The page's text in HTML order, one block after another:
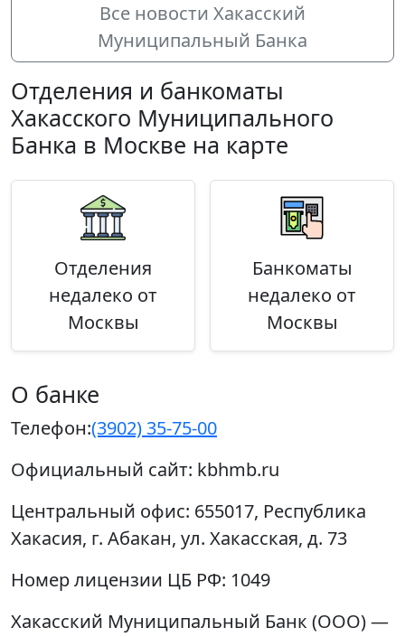
Все новости Хакасский
Муниципальный Банка
Отделения и банкоматы
Хакасского Муниципального
Банка в Москве на карте
Отделения
недалеко от
Москвы
Банкоматы
недалеко от
Москвы
О банке
Телефон:(3902) 35-75-00
Официальный сайт: kbhmb.ru
Центральный офис: 655017, Республика
Хакасия, г. Абакан, ул. Хакасская, д. 73
Номер лицензии ЦБ РФ: 1049
Хакасский Муниципальный Банк (ООО) —